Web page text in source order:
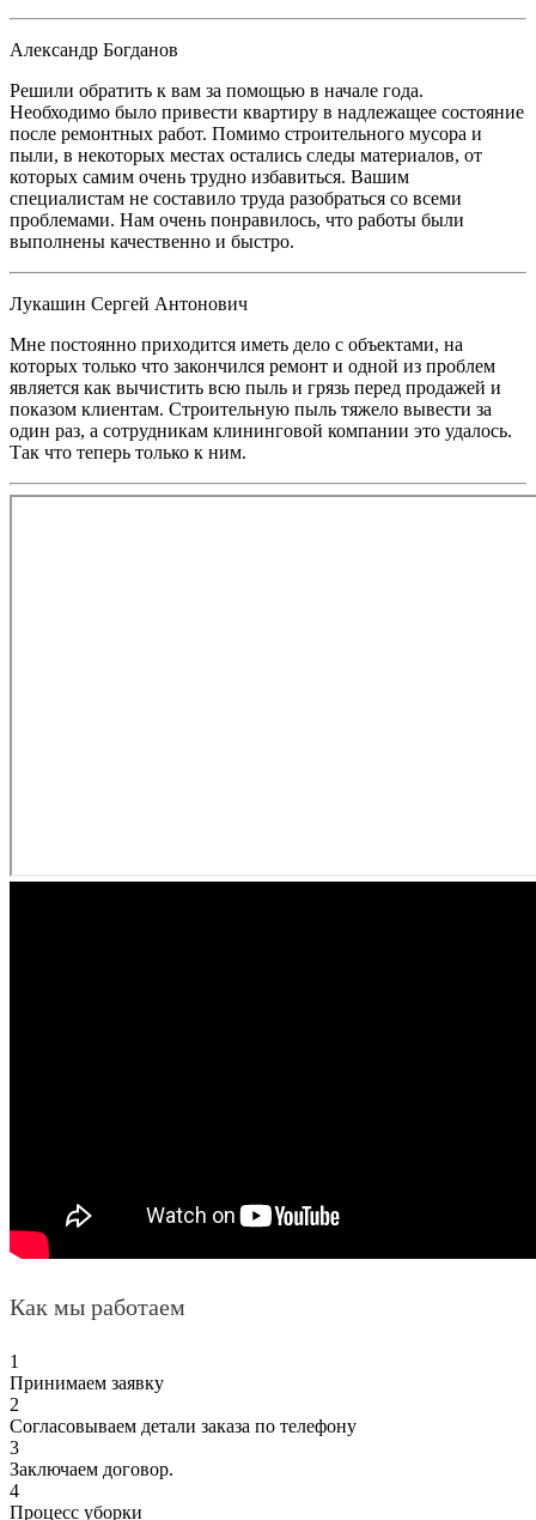
Александр Богданов
Решили обратить к вам за помощью в начале года.
Необходимо было привести квартиру в надлежащее состояние
после ремонтных работ. Помимо строительного мусора и
пыли, в некоторых местах остались следы материалов, от
которых самим очень трудно избавиться. Вашим
специалистам не составило труда разобраться со всеми
проблемами. Нам очень понравилось, что работы были
выполнены качественно и быстро.
Лукашин Сергей Антонович
Мне постоянно приходится иметь дело с объектами, на
которых только что закончился ремонт и одной из проблем
является как вычистить всю пыль и грязь перед продажей и
показом клиентам. Строительную пыль тяжело вывести за
один раз, а сотрудникам клининговой компании это удалось.
Так что теперь только к ним.
Как мы работаем
1
Принимаем заявку
2
Согласовываем детали заказа по телефону
3
Заключаем договор.
4
Процесс уборки